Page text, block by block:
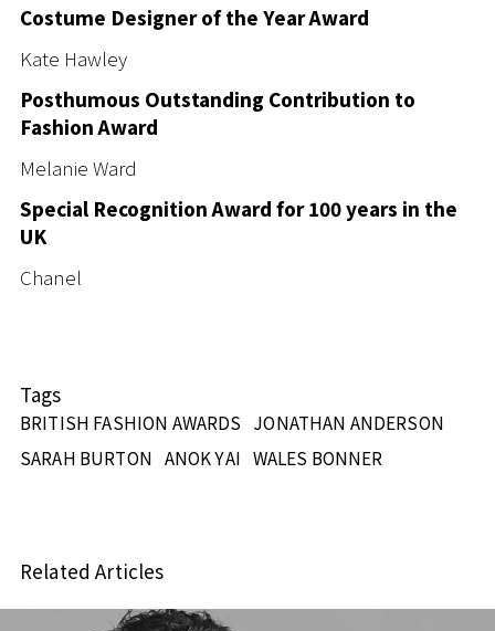
Costume Designer of the Year Award
Kate Hawley
Posthumous Outstanding Contribution to
Fashion Award
Melanie Ward
Special Recognition Award for 100 years in the
UK
Chanel
Tags
BRITISH FASHION AWARDS JONATHAN ANDERSON
SARAH BURTON ANOK YAI WALES BONNER
Related Articles